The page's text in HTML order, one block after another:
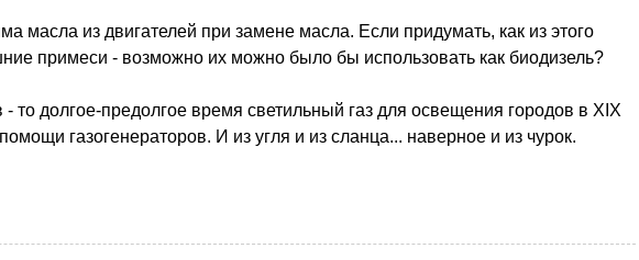
масла из двигателей при замене масла. Если придумать, как из этого
примеси - возможно их можно было бы использовать как биодизель?
- то долгое-предолгое время светильный газ для освещения городов в XIX
газогенераторов. И из угля и из сланца... наверное и из чурок.